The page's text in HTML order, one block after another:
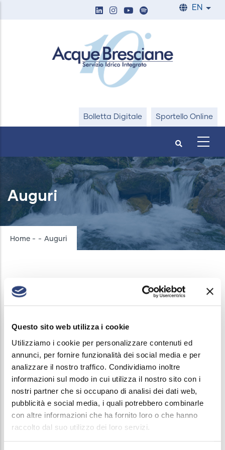
Questo sito web utilizza i cookie
Utilizziamo i cookie per personalizzare contenuti ed
annunci, per fornire funzionalità dei social media e per
analizzare il nostro traffico. Condividiamo inoltre
informazioni sul modo in cui utilizza il nostro sito con i
nostri partner che si occupano di analisi dei dati web,
pubblicità e social media, i quali potrebbero combinarle
con altre informazioni che ha fornito loro o che hanno
raccolto dal suo utilizzo dei loro servizi.
EN List
Bolletta Digitale Sportello Online
Auguri
Breadcrumb
Home - - Auguri
Auguri
COMUNICAZIONI / FRI, 12/21/2018 - 15:42
Acque Bresciane
augura a tutti un sereno Natale e
un felice anno nuovo.